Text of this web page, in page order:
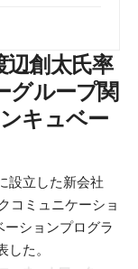
創太氏率
グループ関
キュベー
設立した新会社
コミュニケーショ
ションプログラ
た。